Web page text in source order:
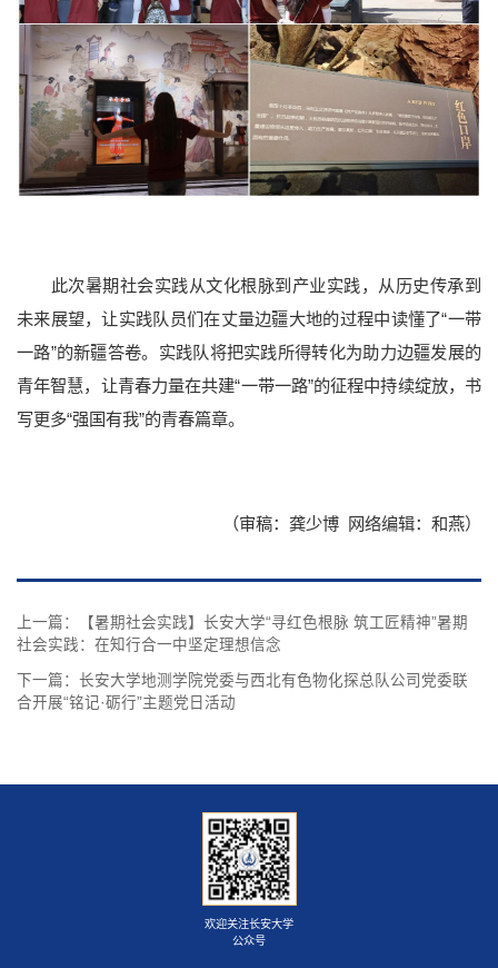
此次暑期社会实践从文化根脉到产业实践，从历史传承到
未来展望，让实践队员们在丈量边疆大地的过程中读懂了“一带
一路”的新疆答卷。实践队将把实践所得转化为助力边疆发展的
青年智慧，让青春力量在共建“一带一路”的征程中持续绽放，书
写更多“强国有我”的青春篇章。
（审稿：龚少博 网络编辑：和燕）
上一篇：
【暑期社会实践】长安大学“寻红色根脉 筑工匠精神”暑期
社会实践：在知行合一中坚定理想信念
下一篇： 长安大学地测学院党委与西北有色物化探总队公司党委联
合开展“铭记·砺行”主题党日活动
欢迎关注长安大学
公众号